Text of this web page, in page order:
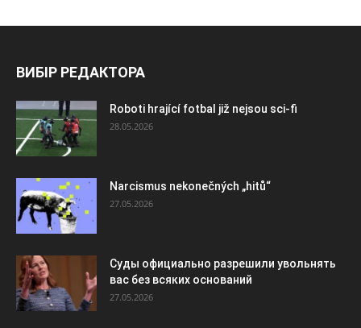
ВИБІР РЕДАКТОРА
Roboti hrající fotbal již nejsou sci-fi
28.05.2026
Narcismus nekonečných „hitů“
27.05.2026
Суды официально разрешили увольнять
вас без всяких оснований
27.05.2026